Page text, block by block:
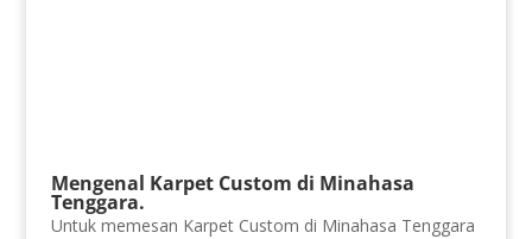
Mengenal Karpet Custom di Minahasa
Tenggara.
Untuk memesan Karpet Custom di Minahasa Tenggara